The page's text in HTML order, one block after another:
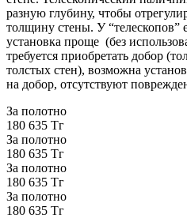
разную глубину, чтобы
толщину стены. У “телескопов”
установка проще (без
требуется приобретать добор
толстых стен), возможна
на добор, отсутствуют
За полотно
180 635 Тг
За полотно
180 635 Тг
За полотно
180 635 Тг
За полотно
180 635 Тг